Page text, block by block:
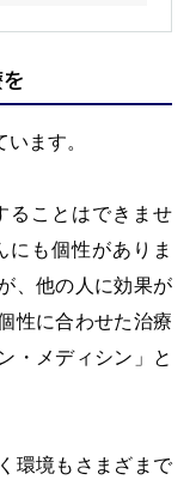
ます。
ることはできませ
も個性がありま
、他の人に効果が
性に合わせた治療
・メディシン」と
環境もさまざまで